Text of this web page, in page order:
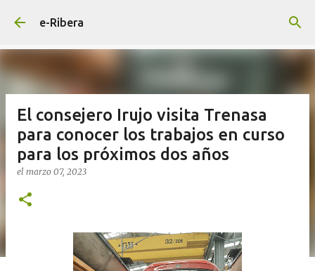
e-Ribera
El consejero Irujo visita Trenasa
para conocer los trabajos en curso
para los próximos dos años
el marzo 07, 2023